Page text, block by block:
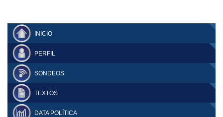
INICIO
PERFIL
SONDEOS
TEXTOS
DATA POLÍTICA